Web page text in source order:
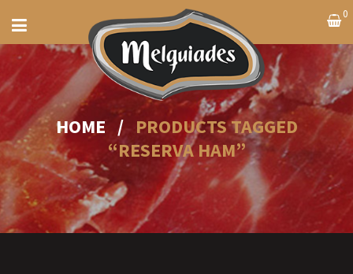
0
HOME / PRODUCTS TAGGED
“RESERVA HAM”